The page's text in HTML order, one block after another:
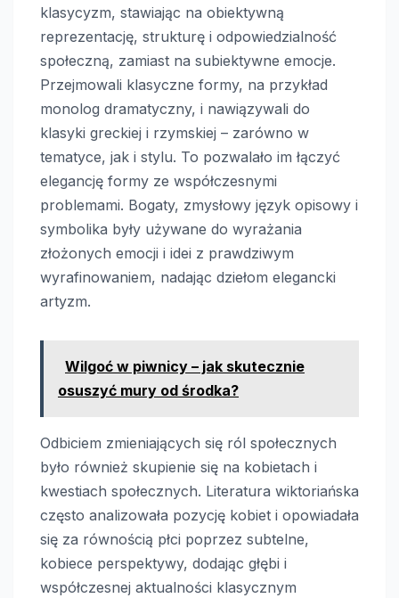
klasycyzm, stawiając na obiektywną
reprezentację, strukturę i odpowiedzialność
społeczną, zamiast na subiektywne emocje.
Przejmowali klasyczne formy, na przykład
monolog dramatyczny, i nawiązywali do
klasyki greckiej i rzymskiej – zarówno w
tematyce, jak i stylu. To pozwalało im łączyć
elegancję formy ze współczesnymi
problemami. Bogaty, zmysłowy język opisowy i
symbolika były używane do wyrażania
złożonych emocji i idei z prawdziwym
wyrafinowaniem, nadając dziełom elegancki
artyzm.
Wilgoć w piwnicy – jak skutecznie
osuszyć mury od środka?
Odbiciem zmieniających się ról społecznych
było również skupienie się na kobietach i
kwestiach społecznych. Literatura wiktoriańska
często analizowała pozycję kobiet i opowiadała
się za równością płci poprzez subtelne,
kobiece perspektywy, dodając głębi i
współczesnej aktualności klasycznym